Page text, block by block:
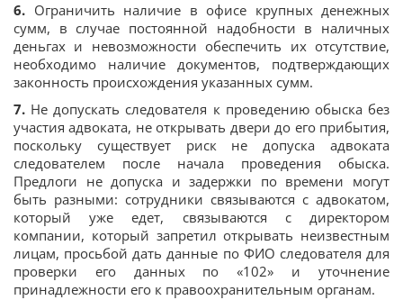
6. Ограничить наличие в офисе крупных денежных
сумм, в случае постоянной надобности в наличных
деньгах и невозможности обеспечить их отсутствие,
необходимо наличие документов, подтверждающих
законность происхождения указанных сумм.
7. Не допускать следователя к проведению обыска без
участия адвоката, не открывать двери до его прибытия,
поскольку существует риск не допуска адвоката
следователем после начала проведения обыска.
Предлоги не допуска и задержки по времени могут
быть разными: сотрудники связываются с адвокатом,
который уже едет, связываются с директором
компании, который запретил открывать неизвестным
лицам, просьбой дать данные по ФИО следователя для
проверки его данных по «102» и уточнение
принадлежности его к правоохранительным органам.